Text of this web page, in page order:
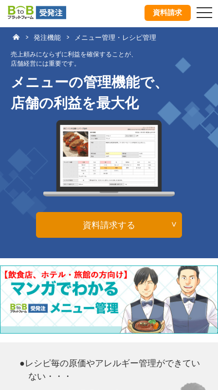
資料請求
発注機能 メニュー管理・レシピ管理
売上頼みにならずに利益を確保することが、
店舗経営には重要です。
メニューの管理機能で、
店舗の利益を最大化
資料請求する
●レシピ毎の原価やアレルギー管理ができてい
ない・・・